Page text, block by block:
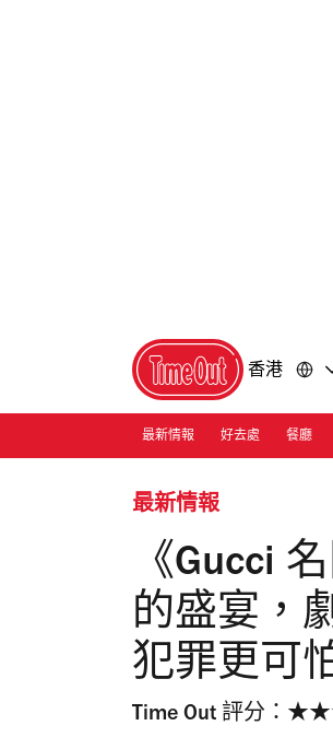
香港
最新情報 好去處 餐廳
最新情報
《Gucci
的盛宴，
犯罪更可
Time Out 評分：